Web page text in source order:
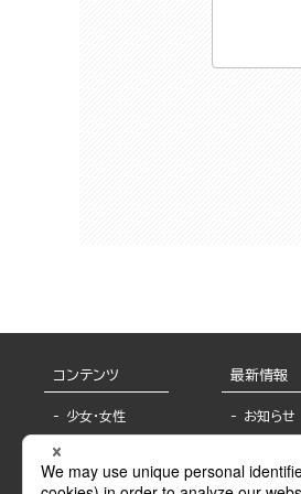
コンテンツ
少女・女性
BL
最新情報
お知らせ
報